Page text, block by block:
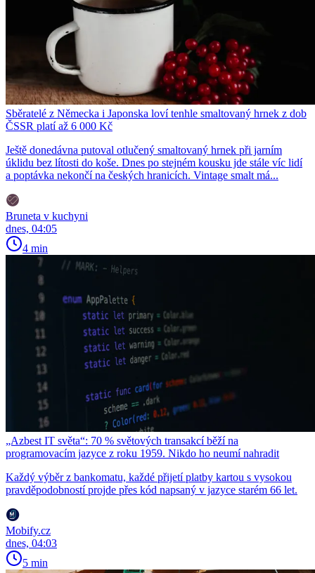
Sběratelé z Německa i Japonska loví tenhle smaltovaný hrnek z dob
ČSSR platí až 6 000 Kč
Ještě donedávna putoval otlučený smaltovaný hrnek při jarním
úklidu bez lítosti do koše. Dnes po stejném kousku jde stále víc lidí
a poptávka nekončí na českých hranicích. Vintage smalt má...
Bruneta v kuchyni
dnes, 04:05
4 min
„Azbest IT světa“: 70 % světových transakcí běží na
programovacím jazyce z roku 1959. Nikdo ho neumí nahradit
Každý výběr z bankomatu, každé přijetí platby kartou s vysokou
pravděpodobností projde přes kód napsaný v jazyce starém 66 let.
Mobify.cz
dnes, 04:03
5 min